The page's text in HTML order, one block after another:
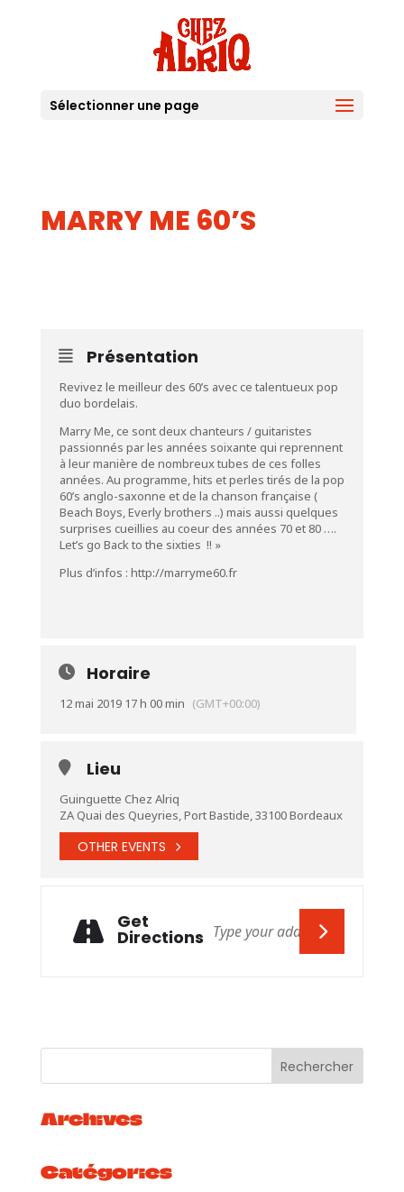
Sélectionner une page
MARRY ME 60’S
Présentation
Revivez le meilleur des 60’s avec ce talentueux pop
duo bordelais.
Marry Me, ce sont deux chanteurs / guitaristes
passionnés par les années soixante qui reprennent
à leur manière de nombreux tubes de ces folles
années. Au programme, hits et perles tirés de la pop
60’s anglo-saxonne et de la chanson française (
Beach Boys, Everly brothers ..) mais aussi quelques
surprises cueillies au coeur des années 70 et 80 ….
Let’s go Back to the sixties !! »
Plus d’infos : http://marryme60.fr
Horaire
12 mai 2019 17 h 00 min (GMT+00:00)
Lieu
Guinguette Chez Alriq
ZA Quai des Queyries, Port Bastide, 33100 Bordeaux
OTHER EVENTS
Get
Directions
Archives
Catégories